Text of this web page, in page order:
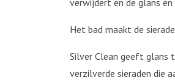
verwijdert en de glans
Het bad maakt de
Silver Clean geeft glans
verzilverde sieraden die